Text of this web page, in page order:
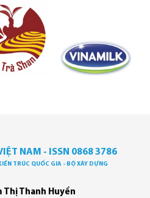
NAM - ISSN 0868 3786
TRÚC QUỐC GIA - BỘ XÂY DỰNG
Thị Thanh Huyền